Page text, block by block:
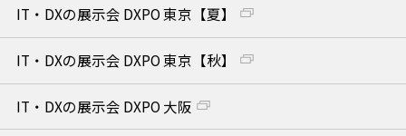
IT・DXの展示会 DXPO 東京【夏】
IT・DXの展示会 DXPO 東京【秋】
IT・DXの展示会 DXPO 大阪